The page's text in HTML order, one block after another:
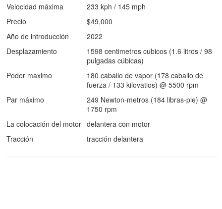
Velocidad máxima
233 kph / 145 mph
Precio
$49,000
Año de introducción
2022
Desplazamiento
1598 centimetros cubicos (1.6 litros / 98
pulgadas cúbicas)
Poder maximo
180 caballo de vapor (178 caballo de
fuerza / 133 kilovatios) @ 5500 rpm
Par máximo
249 Newton-metros (184 libras-pie) @
1750 rpm
La colocación del motor delantera con motor
Tracción
tracción delantera